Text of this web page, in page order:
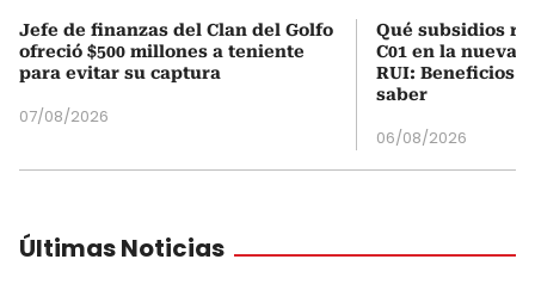
Jefe de finanzas del Clan del Golfo
ofreció $500 millones a teniente
para evitar su captura
07/08/2026
Qué subsidios
C01 en la nueva
RUI: Beneficios
saber
06/08/2026
Últimas Noticias